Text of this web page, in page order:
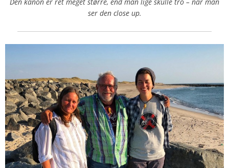
ser den close up.